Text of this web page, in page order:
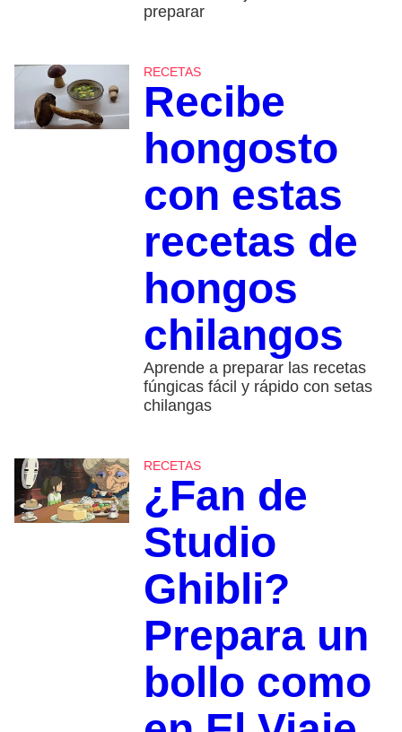
preparar
RECETAS
Recibe
hongosto
con estas
recetas de
hongos
chilangos
Aprende a preparar las recetas
fúngicas fácil y rápido con setas
chilangas
RECETAS
¿Fan de
Studio
Ghibli?
Prepara un
bollo como